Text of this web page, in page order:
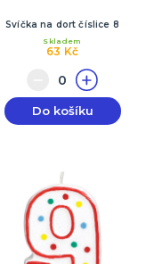
Svíčka na dort číslice 8
63 Kč
Skladem
Do košíku